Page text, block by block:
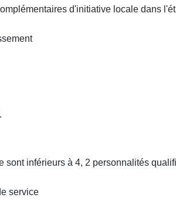
d'initiative locale dans
sont inférieurs à 4, 2 personnalités
service